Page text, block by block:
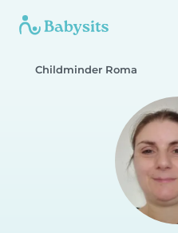
Childminder Roma